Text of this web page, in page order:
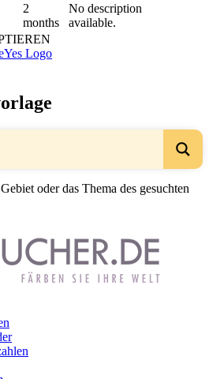
2
months
No description
available.
oder das Thema des gesuchten